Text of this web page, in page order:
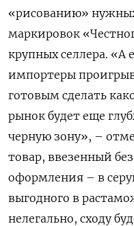
«рисованию»
маркировок
крупных селлера. «А
импортеры
готовым сделать
рынок будет еще
черную зону», –
товар, ввезенный
оформления – в
выгодного в
нелегально, сходу